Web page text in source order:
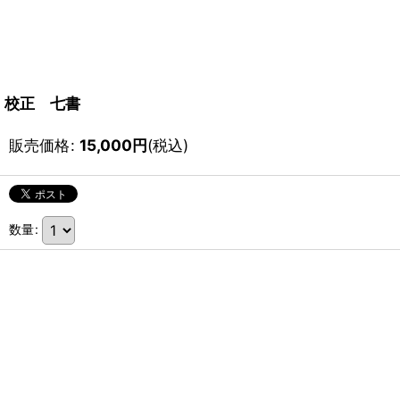
校正 七書
販売価格: 15,000円(税込)
数量: